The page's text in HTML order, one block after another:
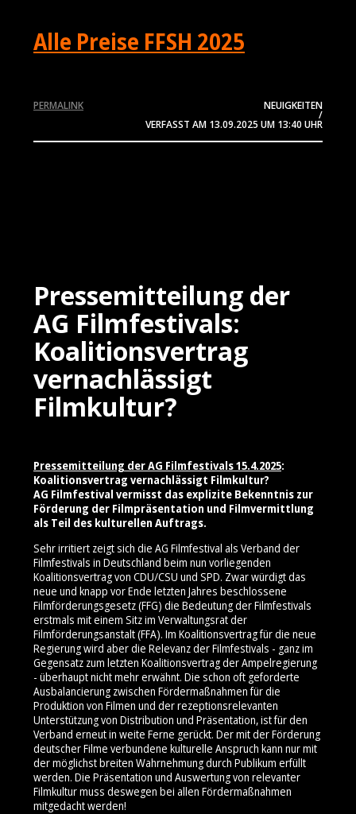
Alle Preise FFSH 2025
NEUIGKEITEN
/
VERFASST AM 13.09.2025 UM 13:40 UHR
PERMALINK
Pressemitteilung der
AG Filmfestivals:
Koalitionsvertrag
vernachlässigt
Filmkultur?
Pressemitteilung der AG Filmfestivals 15.4.2025:
Koalitionsvertrag vernachlässigt Filmkultur?
AG Filmfestival vermisst das explizite Bekenntnis zur
Förderung der Filmpräsentation und Filmvermittlung
als Teil des kulturellen Auftrags.
Sehr irritiert zeigt sich die AG Filmfestival als Verband der
Filmfestivals in Deutschland beim nun vorliegenden
Koalitionsvertrag von CDU/CSU und SPD. Zwar würdigt das
neue und knapp vor Ende letzten Jahres beschlossene
Filmförderungsgesetz (FFG) die Bedeutung der Filmfestivals
erstmals mit einem Sitz im Verwaltungsrat der
Filmförderungsanstalt (FFA). Im Koalitionsvertrag für die neue
Regierung wird aber die Relevanz der Filmfestivals - ganz im
Gegensatz zum letzten Koalitionsvertrag der Ampelregierung
- überhaupt nicht mehr erwähnt. Die schon oft geforderte
Ausbalancierung zwischen Fördermaßnahmen für die
Produktion von Filmen und der rezeptionsrelevanten
Unterstützung von Distribution und Präsentation, ist für den
Verband erneut in weite Ferne gerückt. Der mit der Förderung
deutscher Filme verbundene kulturelle Anspruch kann nur mit
der möglichst breiten Wahrnehmung durch Publikum erfüllt
werden. Die Präsentation und Auswertung von relevanter
Filmkultur muss deswegen bei allen Fördermaßnahmen
mitgedacht werden!